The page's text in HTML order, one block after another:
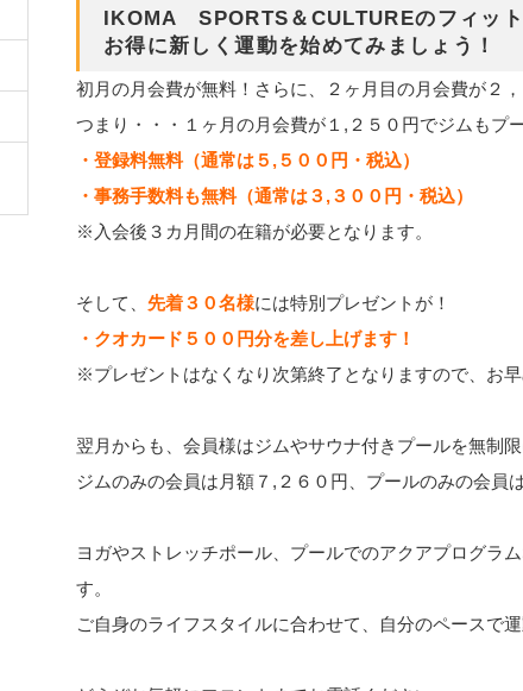
IKOMA SPORTS＆CULTUREのフィット
お得に新しく運動を始めてみましょう！
初月の月会費が無料！さらに、２ヶ月目の月会費が２，
つまり・・・１ヶ月の月会費が１,２５０円でジムもプ
・登録料無料（通常は５,５００円・税込）
・事務手数料も無料（通常は３,３００円・税込）
※入会後３カ月間の在籍が必要となります。
そして、 先着３０名様には特別プレゼントが！
・クオカード５００円分を差し上げます！
※プレゼントはなくなり次第終了となりますので、お早
翌月からも、会員様はジムやサウナ付きプールを無制
ジムのみの会員は月額７,２６０円、プールのみの会員
ヨガやストレッチポール、プールでのアクアプログラ
す。
ご自身のライフスタイルに合わせて、自分のペースで